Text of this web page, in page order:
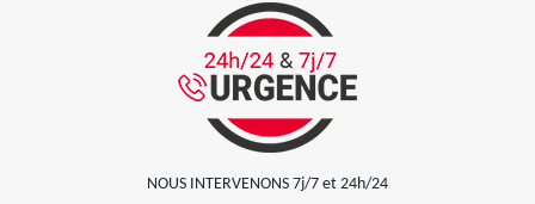
NOUS INTERVENONS 7j/7 et 24h/24